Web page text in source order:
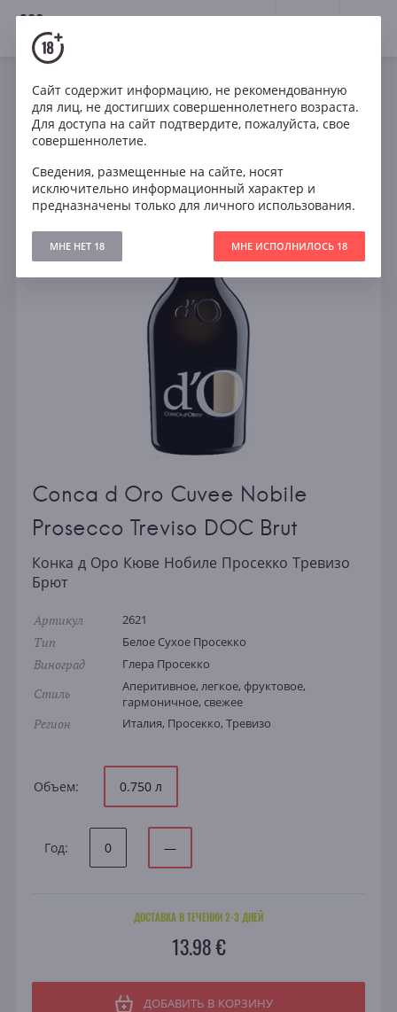
18+
Игристое Белое Сухое
Италия
Conca d Oro Cuvee Nobile Prosecco Treviso DOC Brut
Conca d Oro Cuvee Nobile
Prosecco Treviso DOC Brut
Конка д Оро Кюве Нобиле Просекко Тревизо
Брют
Артикул 2621
Тип Белое Сухое Просекко
Виноград Глера Просекко
Стиль
Аперитивное, легкое, фруктовое,
гармоничное, свежее
Регион Италия, Просекко, Тревизо
Объем: 0.750 л
Год: 0 —
ДОСТАВКА В ТЕЧЕНИИ 2-3 ДНЕЙ
13.98 €
ДОБАВИТЬ В КОРЗИНУ
Сайт содержит информацию, не рекомендованную
для лиц, не достигших совершеннолетнего возраста.
Для доступа на сайт подтвердите, пожалуйста, свое
совершеннолетие.
Сведения, размещенные на сайте, носят
исключительно информационный характер и
предназначены только для личного использования.
МНЕ НЕТ 18 МНЕ ИСПОЛНИЛОСЬ 18